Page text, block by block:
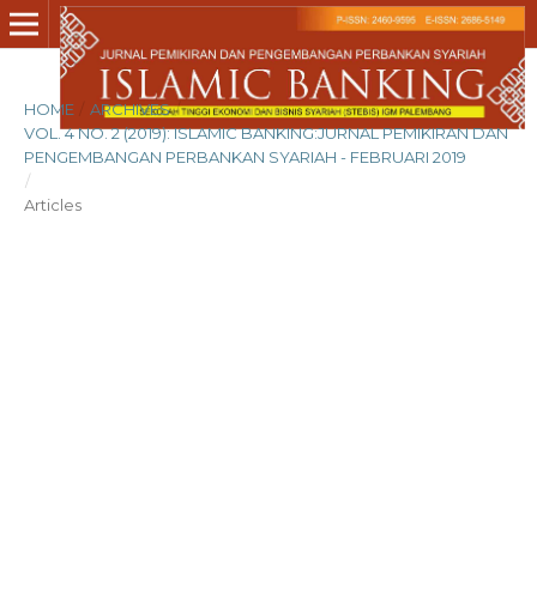
HOME ARCHIVES /
VOL. 4 NO. 2 (2019): ISLAMIC BANKING:JURNAL PEMIKIRAN DAN
PENGEMBANGAN PERBANKAN SYARIAH - FEBRUARI 2019
/
Articles